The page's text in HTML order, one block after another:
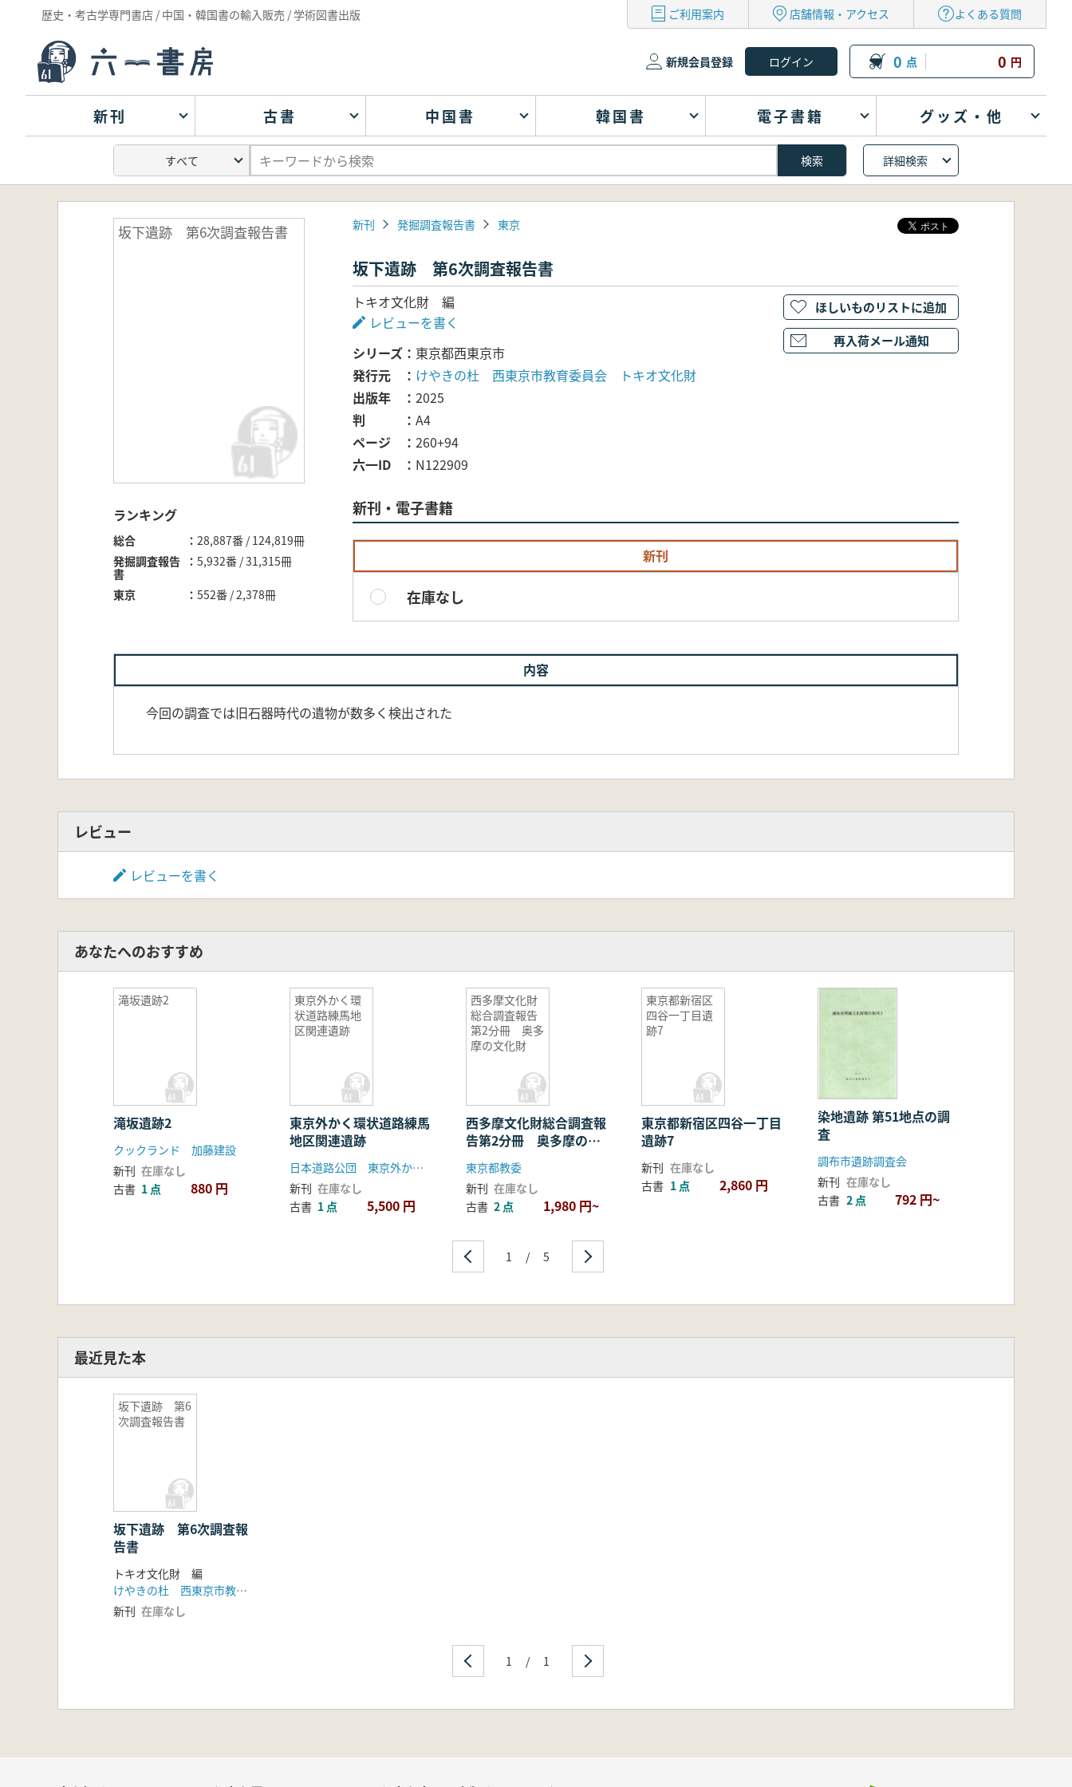
歴史・考古学専門書店 / 中国・韓国書の輸入販売 / 学術図書出版 ご利用案内 店舗情報・アクセス よくある質問
新規会員登録 0 点 0 円
新刊 古書 中国書 韓国書 電子書籍 グッズ・他
詳細検索
坂下遺跡 第6次調査報告書
ランキング
総合
28,887番 / 124,819冊
発掘調査報告
書
5,932番 / 31,315冊
東京 552番 / 2,378冊
新刊 発掘調査報告書 東京
坂下遺跡 第6次調査報告書
トキオ文化財 編
レビューを書く
シリーズ
東京都西東京市
発行元
けやきの杜 西東京市教育委員会 トキオ文化財
出版年
2025
判
A4
ページ
260+94
六一ID
N122909
新刊・電子書籍
新刊
在庫なし
ほしいものリストに追加
再入荷メール通知
内容
今回の調査では旧石器時代の遺物が数多く検出された
レビュー
レビューを書く
あなたへのおすすめ
滝坂遺跡2
滝坂遺跡2
クックランド 加藤建設
新刊 在庫なし
古書 1 点 880 円
東京外かく環
状道路練馬地
区関連遺跡
東京外かく環状道路練馬
地区関連遺跡
日本道路公団 東京外かく環状道路練馬地区遺跡調査会
新刊 在庫なし
古書 1 点 5,500 円
西多摩文化財
総合調査報告
第2分冊 奥多
摩の文化財
西多摩文化財総合調査報
告第2分冊 奥多摩の文
化財
東京都教委
新刊 在庫なし
古書 2 点 1,980 円~
東京都新宿区
四谷一丁目遺
跡7
東京都新宿区四谷一丁目
遺跡7
新刊 在庫なし
古書 1 点 2,860 円
染地遺跡 第51地点の調
査
調布市遺跡調査会
新刊 在庫なし
古書 2 点 792 円~
1 / 5
最近見た本
坂下遺跡 第6
次調査報告書
坂下遺跡 第6次調査報
告書
トキオ文化財 編
けやきの杜 西東京市教育委員会 トキオ文化財
新刊 在庫なし
1 / 1